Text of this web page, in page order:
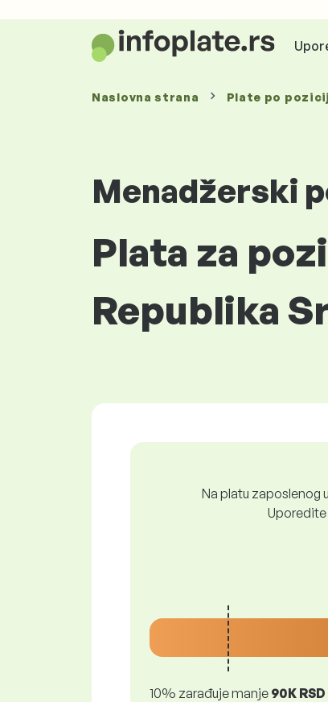
Naslovna strana Plate po
Menadžerski
Plata za
Republika
Na platu zaposlenog
10% zarađuje manje 90K RSD